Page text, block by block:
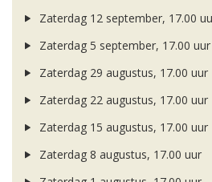
Zaterdag 12 september, 17.00
Zaterdag 5 september, 17.00 uur
Zaterdag 29 augustus, 17.00 uur
Zaterdag 22 augustus, 17.00 uur
Zaterdag 15 augustus, 17.00 uur
Zaterdag 8 augustus, 17.00 uur